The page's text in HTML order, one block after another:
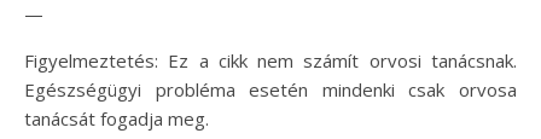
—
Figyelmeztetés: Ez a cikk nem számít orvosi tanácsnak.
Egészségügyi probléma esetén mindenki csak orvosa
tanácsát fogadja meg.